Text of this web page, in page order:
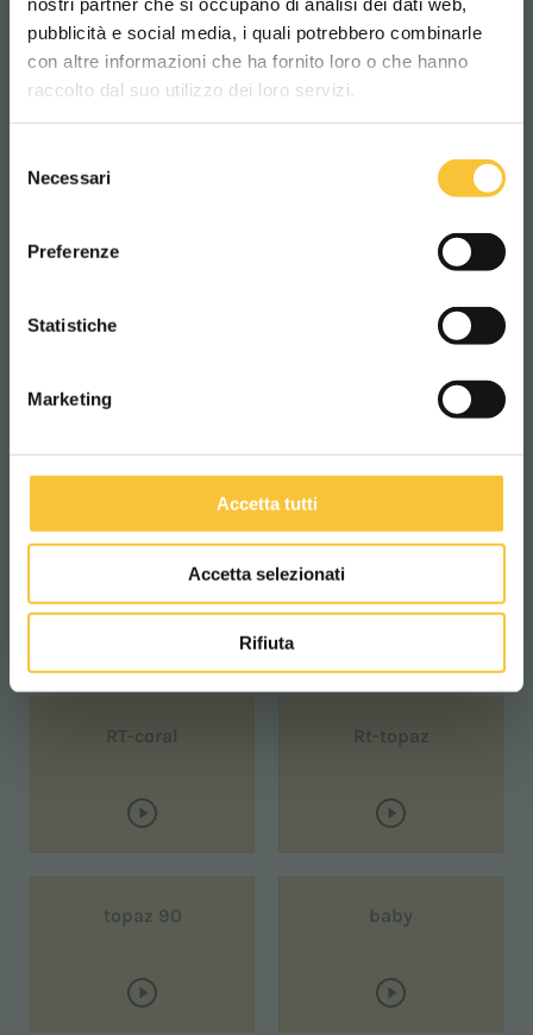
pubblicità e social media, i quali potrebbero combinarle
con altre informazioni che ha fornito loro o che hanno
raccolto dal suo utilizzo dei loro servizi.
delNecessari
Preferenze
Statistiche
Marketing
Accetta tutti
Accetta selezionati
Rifiuta
Aries 70 coral 50
coral 80m II
RT-coral Rt-topaz
topaz 90 baby
Scegli il paese in cui ti trovi e la tua
lingua per una migliore esperienza di
navigazione